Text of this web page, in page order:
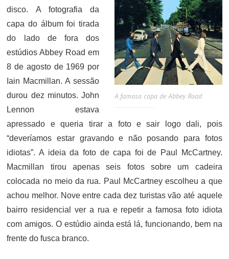
A famosa capa de Abbey Road
disco. A fotografia da
capa do álbum foi tirada
do lado de fora dos
estúdios Abbey Road em
8 de agosto de 1969 por
Iain Macmillan. A sessão
durou dez minutos. John
Lennon estava
apressado e queria tirar a foto e sair logo dali, pois
“deveríamos estar gravando e não posando para fotos
idiotas”. A ideia da foto de capa foi de Paul McCartney.
Macmillan tirou apenas seis fotos sobre um cadeira
colocada no meio da rua. Paul McCartney escolheu a que
achou melhor. Nove entre cada dez turistas vão até aquele
bairro residencial ver a rua e repetir a famosa foto idiota
com amigos. O estúdio ainda está lá, funcionando, bem na
frente do fusca branco.